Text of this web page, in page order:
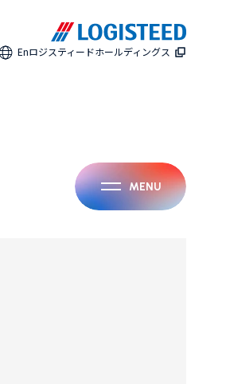
Enロジスティードホールディングス
MENU